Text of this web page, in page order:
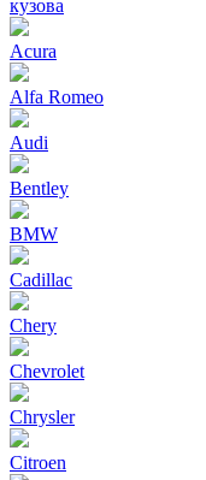
кузова
Acura
Alfa Romeo
Audi
Bentley
BMW
Cadillac
Chery
Chevrolet
Chrysler
Citroen